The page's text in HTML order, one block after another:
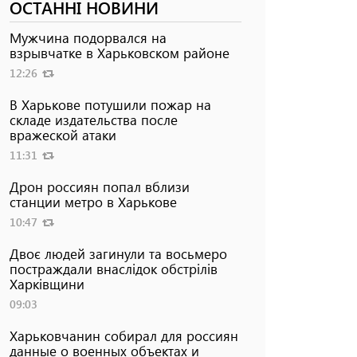
ОСТАННІ НОВИНИ
Мужчина подорвался на
взрывчатке в Харьковском районе
12:26
В Харькове потушили пожар на
складе издательства после
вражеской атаки
11:31
Дрон россиян попал вблизи
станции метро в Харькове
10:47
Двоє людей загинули та восьмеро
постраждали внаслідок обстрілів
Харківщини
09:03
Харьковчанин собирал для россиян
данные о военных объектах и ​​